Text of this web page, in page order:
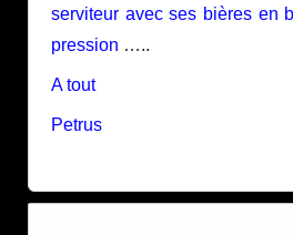
serviteur avec ses bières en
pression …..
A tout
Petrus